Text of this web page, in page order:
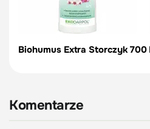
Biohumus Extra Storczyk 700
Komentarze